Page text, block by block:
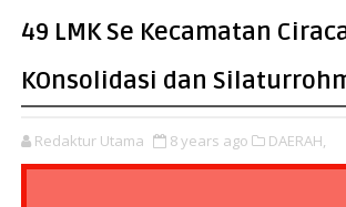
49 LMK Se Kecamatan
KOnsolidasi dan
Redaktur Utama 8 years ago DAERAH,